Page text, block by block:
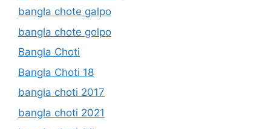
bangla chote galpo
bangla chote golpo
Bangla Choti
Bangla Choti 18
bangla choti 2017
bangla choti 2021